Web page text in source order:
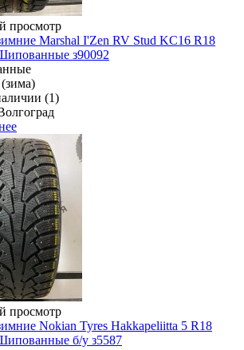
просмотр
Marshal I'Zen RV Stud KC16 R18
з90092
(1)
просмотр
Nokian Tyres Hakkapeliitta 5 R18
б/у з5587